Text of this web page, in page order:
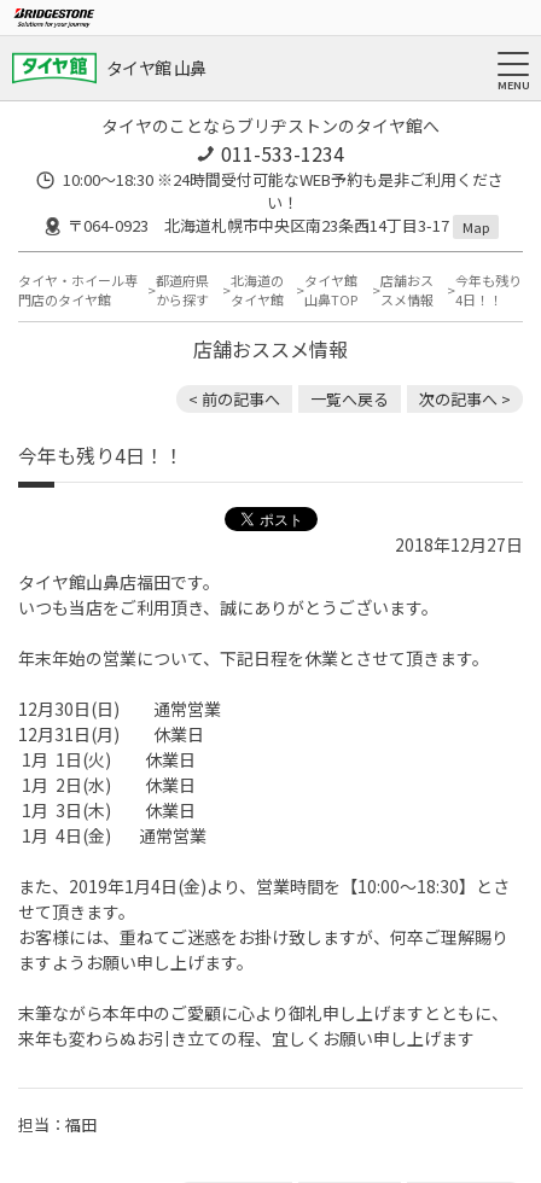
タイヤ館 山鼻
タイヤのことならブリヂストンのタイヤ館へ
011-533-1234
10:00～18:30 ※24時間受付可能なWEB予約も是非ご利用くださ
い！
〒064-0923 北海道札幌市中央区南23条西14丁目3-17
Map
タイヤ・ホイール専
門店のタイヤ館
都道府県
から探す
北海道の
タイヤ館
タイヤ館
山鼻TOP
店舗おス
スメ情報
今年も残り
4日！！
店舗おススメ情報
< 前の記事へ 一覧へ戻る 次の記事へ >
今年も残り4日！！
2018年12月27日
タイヤ館山鼻店福田です。
いつも当店をご利用頂き、誠にありがとうございます。
年末年始の営業について、下記日程を休業とさせて頂きます。
12月30日(日) 通常営業
12月31日(月) 休業日
1月 1日(火) 休業日
1月 2日(水) 休業日
1月 3日(木) 休業日
1月 4日(金) 通常営業
また、2019年1月4日(金)より、営業時間を【10:00～18:30】とさ
せて頂きます。
お客様には、重ねてご迷惑をお掛け致しますが、何卒ご理解賜り
ますようお願い申し上げます。
末筆ながら本年中のご愛顧に心より御礼申し上げますとともに、
来年も変わらぬお引き立ての程、宜しくお願い申し上げます
担当：福田